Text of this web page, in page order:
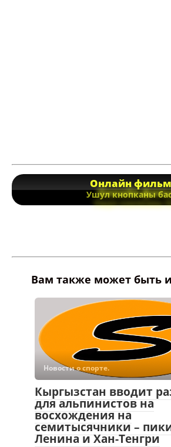
Онлайн
Ушул кнопканы
Вам также может быть
Новости о спорте.
Кыргызстан вводит
для альпинистов на
восхождения на
семитысячники –
Ленина и Хан-Тенгри